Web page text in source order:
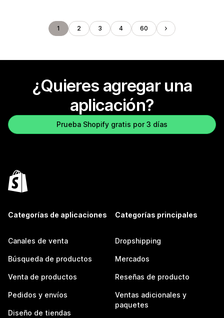
1 2 3 4 60
¿Quieres agregar una
aplicación?
Prueba Shopify gratis por 3 días
Categorías de aplicaciones
Canales de venta
Búsqueda de productos
Venta de productos
Pedidos y envíos
Diseño de tiendas
Categorías principales
Dropshipping
Mercados
Reseñas de producto
Ventas adicionales y
paquetes